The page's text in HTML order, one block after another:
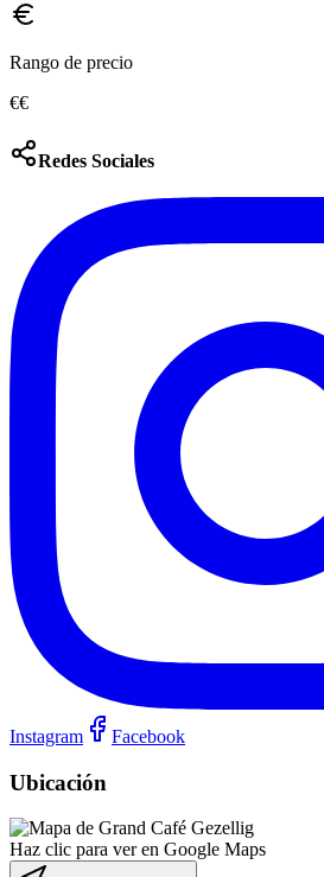
Rango de precio
€€
Redes Sociales
Instagram Facebook
Ubicación
Haz clic para ver en Google Maps